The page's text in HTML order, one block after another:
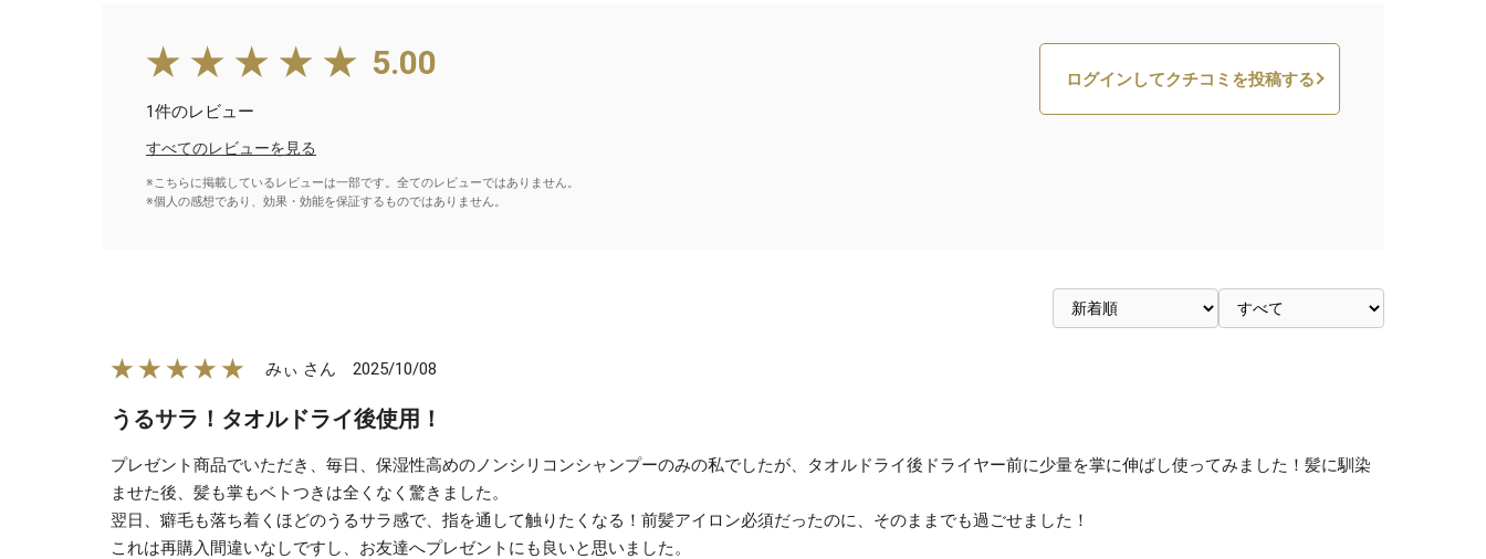
★★★★★ 5.00
1件のレビュー
すべてのレビューを見る
※こちらに掲載しているレビューは一部です。全てのレビューではありません。
※個人の感想であり、効果・効能を保証するものではありません。
ログインしてクチコミを投稿する
★★★★★ みぃ さん 2025/10/08
うるサラ！タオルドライ後使用！
プレゼント商品でいただき、毎日、保湿性高めのノンシリコンシャンプーのみの私でしたが、タオルドライ後ドライヤー前に少量を掌に伸ばし使ってみました！髪に馴染
ませた後、髪も掌もベトつきは全くなく驚きました。
翌日、癖毛も落ち着くほどのうるサラ感で、指を通して触りたくなる！前髪アイロン必須だったのに、そのままでも過ごせました！
これは再購入間違いなしですし、お友達へプレゼントにも良いと思いました。